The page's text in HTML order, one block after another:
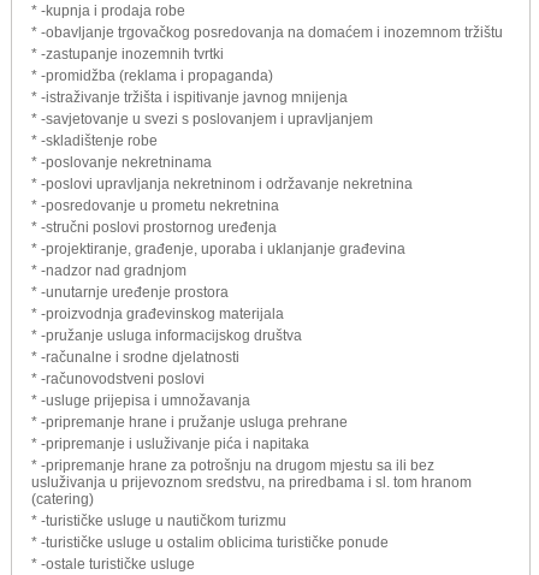
* -kupnja i prodaja robe
* -obavljanje trgovačkog posredovanja na domaćem i inozemnom tržištu
* -zastupanje inozemnih tvrtki
* -promidžba (reklama i propaganda)
* -istraživanje tržišta i ispitivanje javnog mnijenja
* -savjetovanje u svezi s poslovanjem i upravljanjem
* -skladištenje robe
* -poslovanje nekretninama
* -poslovi upravljanja nekretninom i održavanje nekretnina
* -posredovanje u prometu nekretnina
* -stručni poslovi prostornog uređenja
* -projektiranje, građenje, uporaba i uklanjanje građevina
* -nadzor nad gradnjom
* -unutarnje uređenje prostora
* -proizvodnja građevinskog materijala
* -pružanje usluga informacijskog društva
* -računalne i srodne djelatnosti
* -računovodstveni poslovi
* -usluge prijepisa i umnožavanja
* -pripremanje hrane i pružanje usluga prehrane
* -pripremanje i usluživanje pića i napitaka
* -pripremanje hrane za potrošnju na drugom mjestu sa ili bez
usluživanja u prijevoznom sredstvu, na priredbama i sl. tom hranom
(catering)
* -turističke usluge u nautičkom turizmu
* -turističke usluge u ostalim oblicima turističke ponude
* -ostale turističke usluge